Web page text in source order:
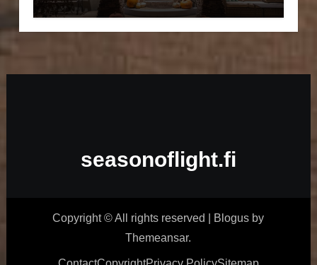
seasonoflight.fi
Copyright © All rights reserved Blogus by
Themeansar.